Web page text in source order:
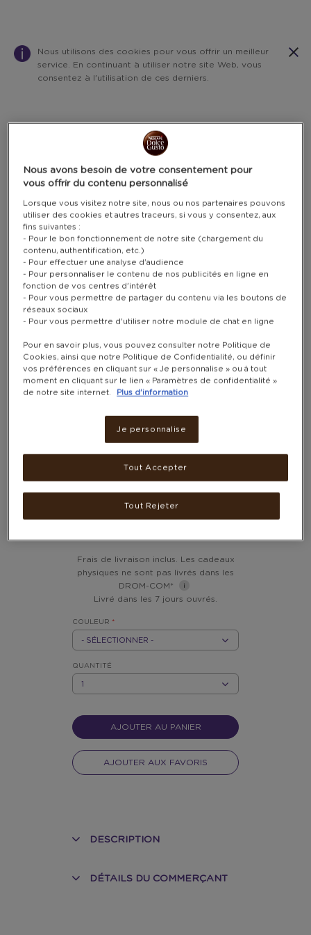
Nous utilisons des cookies pour vous offrir un meilleur
service. En continuant à utiliser notre site Web, vous
consentez à l'utilisation de ces derniers.
Warning:
Success:
Password
MOUSSEUR À LAIT
ÉLECTRIQUE À PILES –
SIMPLETASTE
Frais de livraison inclus. Les cadeaux
physiques ne sont pas livrés dans les
DROM-COM*
Livré dans les 7 jours ouvrés.
COULEUR *
QUANTITÉ
AJOUTER AU PANIER
AJOUTER AUX FAVORIS
DESCRIPTION
DÉTAILS DU COMMERÇANT
Nous avons besoin de votre consentement pour
vous offrir du contenu personnalisé
Lorsque vous visitez notre site, nous ou nos partenaires pouvons
utiliser des cookies et autres traceurs, si vous y consentez, aux
fins suivantes :
- Pour le bon fonctionnement de notre site (chargement du
contenu, authentification, etc.)
- Pour effectuer une analyse d'audience
- Pour personnaliser le contenu de nos publicités en ligne en
fonction de vos centres d'intérêt
- Pour vous permettre de partager du contenu via les boutons de
réseaux sociaux
- Pour vous permettre d'utiliser notre module de chat en ligne
Pour en savoir plus, vous pouvez consulter notre Politique de
Cookies, ainsi que notre Politique de Confidentialité, ou définir
vos préférences en cliquant sur « Je personnalise » ou à tout
moment en cliquant sur le lien « Paramètres de confidentialité »
de notre site internet.
Plus d'information
Je personnalise
Tout Rejeter
Tout Accepter